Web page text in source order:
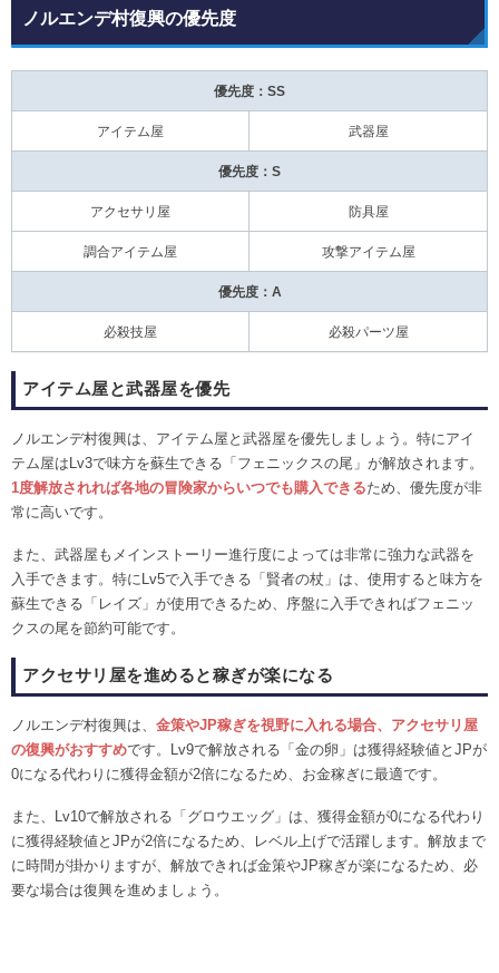
ノルエンデ村復興の優先度
優先度：SS
アイテム屋 武器屋
優先度：S
アクセサリ屋 防具屋
調合アイテム屋 攻撃アイテム屋
優先度：A
必殺技屋 必殺パーツ屋
アイテム屋と武器屋を優先
ノルエンデ村復興は、アイテム屋と武器屋を優先しましょう。特にアイ
テム屋はLv3で味方を蘇生できる「フェニックスの尾」が解放されます。
1度解放されれば各地の冒険家からいつでも購入できるため、優先度が非
常に高いです。
また、武器屋もメインストーリー進行度によっては非常に強力な武器を
入手できます。特にLv5で入手できる「賢者の杖」は、使用すると味方を
蘇生できる「レイズ」が使用できるため、序盤に入手できればフェニッ
クスの尾を節約可能です。
アクセサリ屋を進めると稼ぎが楽になる
ノルエンデ村復興は、 金策やJP稼ぎを視野に入れる場合、アクセサリ屋
の復興がおすすめです。Lv9で解放される「金の卵」は獲得経験値とJPが
0になる代わりに獲得金額が2倍になるため、お金稼ぎに最適です。
また、Lv10で解放される「グロウエッグ」は、獲得金額が0になる代わり
に獲得経験値とJPが2倍になるため、レベル上げで活躍します。解放まで
に時間が掛かりますが、解放できれば金策やJP稼ぎが楽になるため、必
要な場合は復興を進めましょう。